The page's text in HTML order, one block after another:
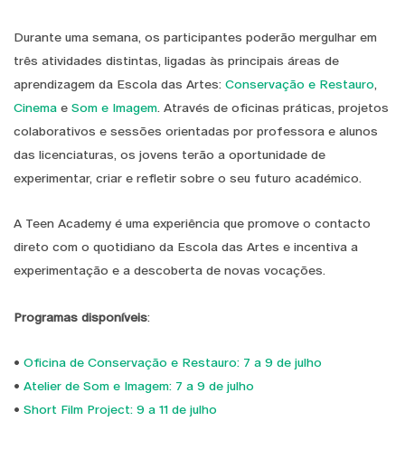
Durante uma semana, os participantes poderão mergulhar em
três atividades distintas, ligadas às principais áreas de
aprendizagem da Escola das Artes: Conservação e Restauro
Cinema e Som e Imagem . Através de oficinas práticas, projetos
colaborativos e sessões orientadas por professora e alunos
das licenciaturas, os jovens terão a oportunidade de
experimentar, criar e refletir sobre o seu futuro académico.
A Teen Academy é uma experiência que promove o contacto
direto com o quotidiano da Escola das Artes e incentiva a
experimentação e a descoberta de novas vocações.
Programas disponíveis:
• Oficina de Conservação e Restauro: 7 a 9 de julho
• Atelier de Som e Imagem: 7 a 9 de julho
• Short Film Project: 9 a 11 de julho